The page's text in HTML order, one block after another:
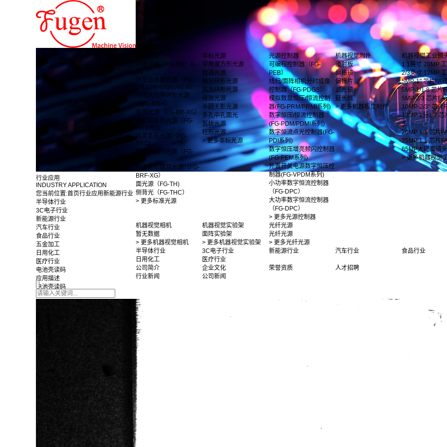
首页
关于我们
标准光源
环形光源（FG-DR）0-
45°
环形低角度光源（FG-
DR Low angle)60-90°
高亮大功率环形光源
（FG-DRH）
条形光源（FG-BR-XG）
高均匀条形光源（FG-
BRT-XG)
高亮条形光源（FG-
BRD)
弧状高均匀光源（FG-
四面条形组合光源（FG-
BRF-XG）
面光源（FG-TH)
侧背光（FG-THC）
> 更多标准光源
非标光源
带角度方形光源
跑道光源
桶状环形光源
高亮环形光源
缝隙光源
半圆无影光源
多孔中孔面光
瓦状光源
柱形光源
> 更多非标光源
光源控制器
可编程控制器（FG-
PEB）
线扫/面阵相机分时成像
控制器（FG-PDGS）
模拟数显恒压/恒流控制
器(FG-PRM/PRMI系列)
数字恒压/恒流控制器
(FG-PDM/PDMI系列)
数字恒流点光控制器(FG-
PDI系列)
数字恒压增亮频闪控制器
(FG-PEM系列)
外置开关电源数字恒压控
制器(FG-VPDM系列)
小功率数字恒流控制器
（FG-DPC）
大功率数字恒流控制器
（FG-DPC）
> 更多光源控制器
机器视觉附件
漫射板
偏振镜
偏振片
滤光镜
延长线
> 更多机器视觉附件
机器视觉工业镜
1.1英寸 20MP
2/3英寸 12MP
5MP-1" 芯片FA
5MP-1/1.8 芯片
5MP-2/3 芯片FA
10MP-2/3" 芯片
12MP 1分1.7 芯
头
20MP 1.1 芯片
25MP 1.1 芯片
65MP大靶面镜
> 更多机器视觉
机器视觉相机
暂无数据
> 更多机器视觉相机
机器视觉实验架
面阵实验架
> 更多机器视觉实验架
光纤光源
光纤光源
> 更多光纤光源
半导体行业
3C电子行业 新能源行业 汽车行业
食品行业
日用化工
医疗行业
公司简介
企业文化 荣誉资质
人才招聘
行业新闻
公司新闻
行业应用
INDUSTRY APPLICATION
您当前位置:首页行业应用新能源行业
半导体行业
3C电子行业
新能源行业
汽车行业
食品行业
五金加工
日用化工
医疗行业
电池壳读码
应用描述
电池壳读码
推荐光源：FG-FV